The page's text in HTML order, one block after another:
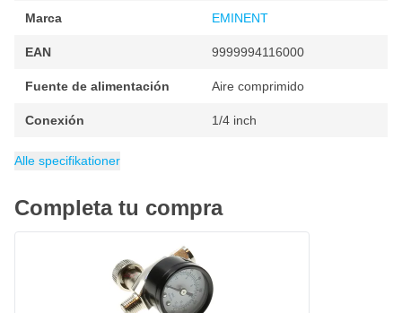
Marca EMINENT
EAN 9999994116000
Fuente de alimentación Aire comprimido
Conexión 1/4 inch
Embalaje
Consumo de aire
Contenido de la copa
Tipo de pulverizador de pintura
Contenido
Categoría
Alle specifikationer
Completa tu compra